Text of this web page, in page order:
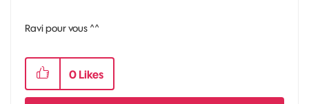
Ravi pour vous ^^
0 Likes